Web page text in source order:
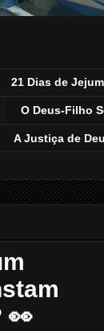
21 Dias de
O Deus-Filho
A Justiça de
👀